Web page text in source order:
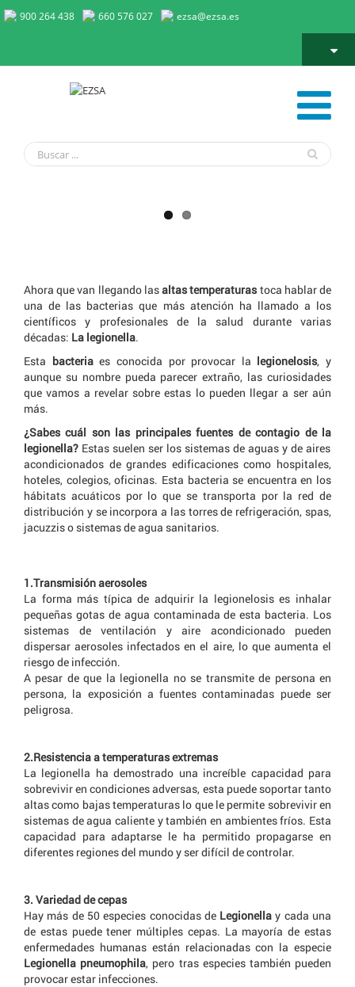
900 264 438 660 576 027 ezsa@ezsa.es
Ahora que van llegando lasaltas temperaturas toca hablar de
una de las bacterias que más atención ha llamado a los
científicos y profesionales de la salud durante varias
décadas: La legionella.
Esta bacteriaes conocida por provocar la legionelosis, y
aunque su nombre pueda parecer extraño, las curiosidades
que vamos a revelar sobre estas lo pueden llegar a ser aún
más.
¿Sabes cuál son las principales fuentes de contagio de la
legionella? Estas suelen ser los sistemas de aguas y de aires
acondicionados de grandes edificaciones como hospitales,
hoteles, colegios, oficinas. Esta bacteria se encuentra en los
hábitats acuáticos por lo que se transporta por la red de
distribución y se incorpora a las torres de refrigeración, spas,
jacuzzis o sistemas de agua sanitarios.
1.Transmisión aerosoles
La forma más típica de adquirir la legionelosis es inhalar
pequeñas gotas de agua contaminada de esta bacteria. Los
sistemas de ventilación y aire acondicionado pueden
dispersar aerosoles infectados en el aire, lo que aumenta el
riesgo de infección.
A pesar de que la legionella no se transmite de persona en
persona, la exposición a fuentes contaminadas puede ser
peligrosa.
2.Resistencia a temperaturas extremas
La legionella ha demostrado una increíble capacidad para
sobrevivir en condiciones adversas, esta puede soportar tanto
altas como bajas temperaturas lo que le permite sobrevivir en
sistemas de agua caliente y también en ambientes fríos. Esta
capacidad para adaptarse le ha permitido propagarse en
diferentes regiones del mundo y ser difícil de controlar.
3. Variedad de cepas
Hay más de 50 especies conocidas de Legionella y cada una
de estas puede tener múltiples cepas. La mayoría de estas
enfermedades humanas están relacionadas con la especie
Legionella pneumophila, pero tras especies también pueden
provocar estar infecciones.